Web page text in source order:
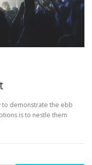
to demonstrate the ebb
is to nestle them